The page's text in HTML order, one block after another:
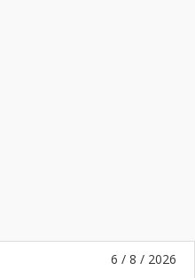
6 / 8 / 2026